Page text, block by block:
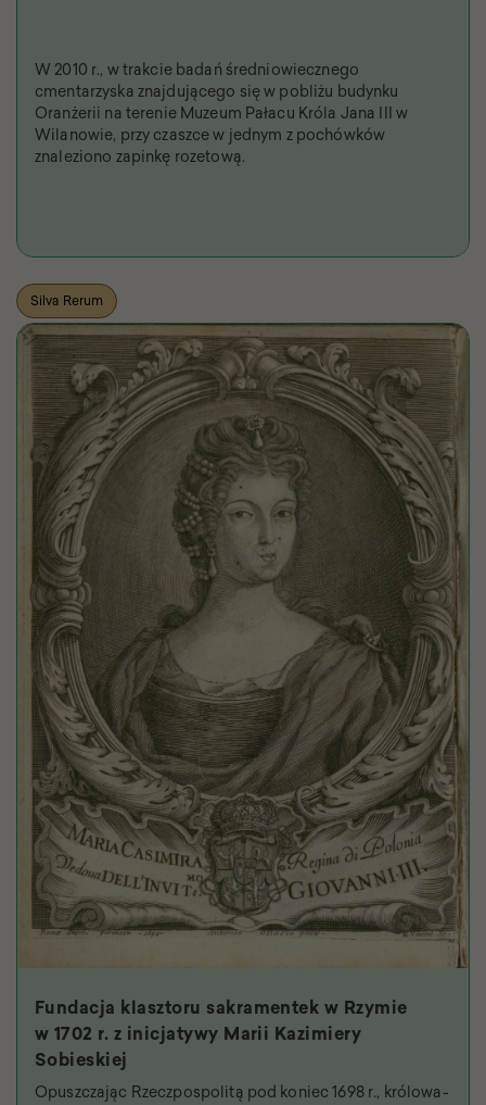
W 2010 r., w trakcie badań średniowiecznego
cmentarzyska znajdującego się w pobliżu budynku
Oranżerii na terenie Muzeum Pałacu Króla Jana III w
Wilanowie, przy czaszce w jednym z pochówków
znaleziono zapinkę rozetową.
Silva Rerum
Fundacja klasztoru sakramentek w Rzymie
w 1702 r. z inicjatywy Marii Kazimiery
Sobieskiej
Opuszczając Rzeczpospolitą pod koniec 1698 r., królowa-